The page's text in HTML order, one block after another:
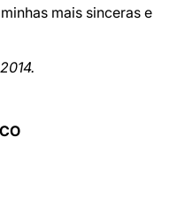
mais sinceras e